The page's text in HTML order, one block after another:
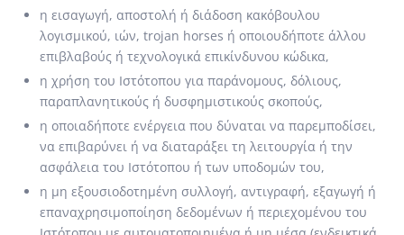
η εισαγωγή, αποστολή ή διάδοση κακόβουλου
λογισμικού, ιών, trojan horses ή οποιουδήποτε άλλου
επιβλαβούς ή τεχνολογικά επικίνδυνου κώδικα,
η χρήση του Ιστότοπου για παράνομους, δόλιους,
παραπλανητικούς ή δυσφημιστικούς σκοπούς,
η οποιαδήποτε ενέργεια που δύναται να παρεμποδίσει,
να επιβαρύνει ή να διαταράξει τη λειτουργία ή την
ασφάλεια του Ιστότοπου ή των υποδομών του,
η μη εξουσιοδοτημένη συλλογή, αντιγραφή, εξαγωγή ή
επαναχρησιμοποίηση δεδομένων ή περιεχομένου του